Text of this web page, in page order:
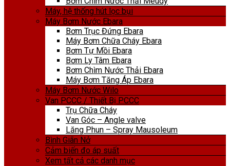
Máy, hệ thống hút lọc bụi
Máy Bơm Nước Ebara
Bơm Trục Đứng Ebara
Máy Bơm Chữa Cháy Ebara
Bơm Tự Mồi Ebara
Bơm Ly Tâm Ebara
Bơm Chìm Nước Thải Ebara
Máy Bơm Tăng Áp Ebara
Máy Bơm Nước Wilo
Van PCCC / Thiết Bị PCCC
Trụ Chữa Cháy
Van Góc – Angle valve
Lăng Phun – Spray Mausoleum
Bình Giãn Nở
Cảm biến đo áp suất
Xem tất cả các danh mục